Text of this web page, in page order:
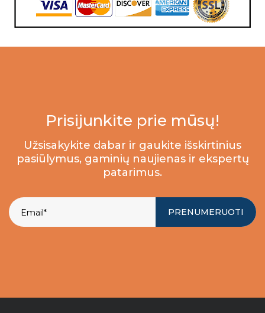
Prisijunkite prie mūsų!
Užsisakykite dabar ir gaukite išskirtinius
pasiūlymus, gaminių naujienas ir ekspertų
patarimus.
PRENUMERUOTI